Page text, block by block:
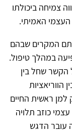
צמיחה ביכולתו
האמיתי.
המקרים שבהם
במהלך טיפול.
הקשר שחל בין
הווריאציות
למן ראשית החיים
של עצמי כוזב תלויה
עובר הדגש